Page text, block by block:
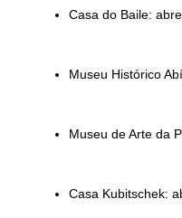
Casa do Baile:
Museu Histórico
Museu de Arte da
Casa Kubitschek: